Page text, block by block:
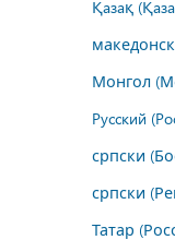
Қазақ
Монгол
Русский
српски
српски
Татар